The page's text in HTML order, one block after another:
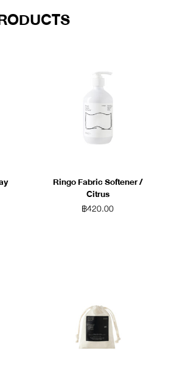
Ringo Fabric Softener /
Citrus
฿420.00